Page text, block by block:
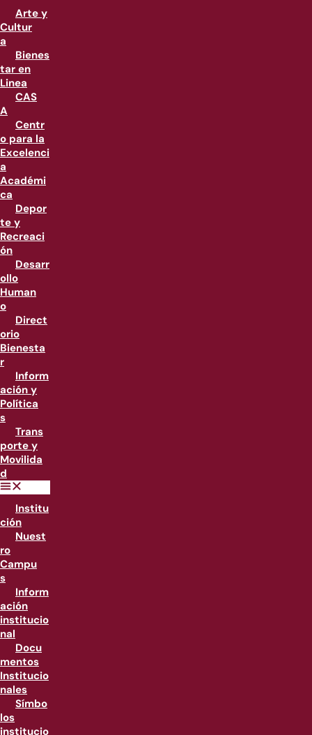
Arte y
Cultur
a
Bienes
tar en
Linea
CAS
A
Centr
o para la
Excelenci
a
Académi
ca
Depor
te y
Recreaci
ón
Desarr
ollo
Human
o
Direct
orio
Bienesta
r
Inform
ación y
Política
s
Trans
porte y
Movilida
d
Institu
ción
Nuest
ro
Campu
s
Inform
ación
institucio
nal
Docu
mentos
Institucio
nales
Símbo
los
institucio